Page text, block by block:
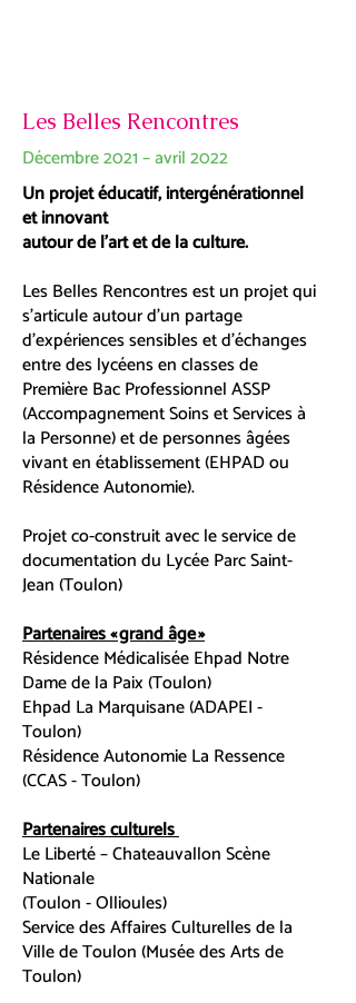
Les Belles Rencontres
Décembre 2021 – avril 2022
Un projet éducatif, intergénérationnel
et innovant
autour de l'art et de la culture.
Les Belles Rencontres est un projet qui
s'articule autour d'un partage
d'expériences sensibles et d'échanges
entre des lycéens en classes de
Première Bac Professionnel ASSP
(Accompagnement Soins et Services à
la Personne) et de personnes âgées
vivant en établissement (EHPAD ou
Résidence Autonomie).
Projet co-construit avec le service de
documentation du Lycée Parc Saint-
Jean (Toulon)
Partenaires « grand âge »
Résidence Médicalisée Ehpad Notre
Dame de la Paix (Toulon)
Ehpad La Marquisane (ADAPEI -
Toulon)
Résidence Autonomie La Ressence
(CCAS - Toulon)
Partenaires culturels
Le Liberté – Chateauvallon Scène
Nationale
(Toulon - Ollioules)
Service des Affaires Culturelles de la
Ville de Toulon (Musée des Arts de
Toulon)